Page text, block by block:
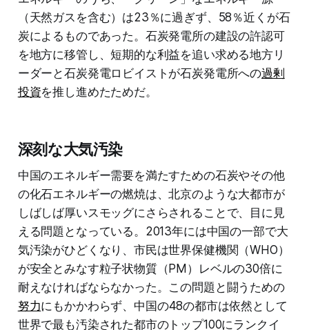
（天然ガスを含む）は23％に過ぎず、58％近くが石
炭によるものであった。石炭発電所の建設の許認可
を地方に移管し、短期的な利益を追い求める地方リ
ーダーと石炭発電ロビイストが石炭発電所への過剰
投資を推し進めたためだ。
深刻な大気汚染
中国のエネルギー需要を満たすための石炭やその他
の化石エネルギーの燃焼は、北京のような大都市が
しばしば厚いスモッグにさらされることで、目に見
える問題となっている。2013年には中国の一部で大
気汚染がひどくなり、市民は世界保健機関（WHO）
が安全とみなす粒子状物質（PM）レベルの30倍に
耐えなければならなかった。この問題と闘うための
努力にもかかわらず、中国の48の都市は依然として
世界で最も汚染された都市のトップ100にランクイ